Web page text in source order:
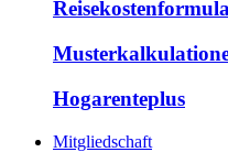
Hogarenteplus
Mitgliedschaft